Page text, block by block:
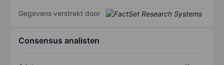
Gegevens verstrekt door
Consensus analisten